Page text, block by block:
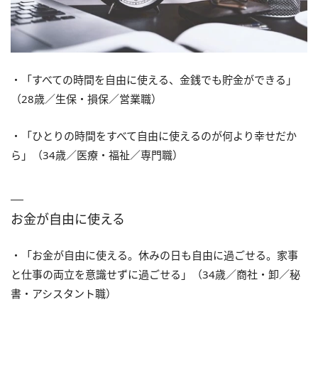
・「すべての時間を自由に使える、金銭でも貯金ができる」
（28歳／生保・損保／営業職）
・「ひとりの時間をすべて自由に使えるのが何より幸せだか
ら」（34歳／医療・福祉／専門職）
お金が自由に使える
・「お金が自由に使える。休みの日も自由に過ごせる。家事
と仕事の両立を意識せずに過ごせる」（34歳／商社・卸／秘
書・アシスタント職）